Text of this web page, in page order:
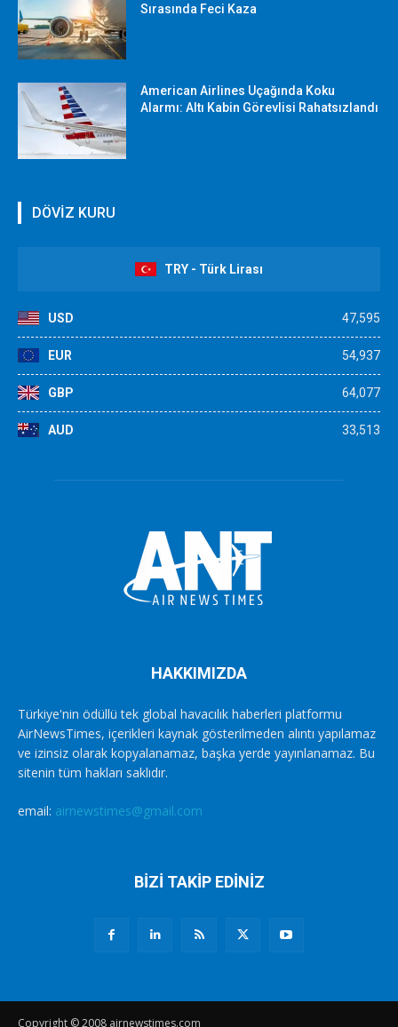
Sırasında Feci Kaza
American Airlines Uçağında Koku
Alarmı: Altı Kabin Görevlisi Rahatsızlandı
DÖVİZ KURU
TRY - Türk Lirası
USD 47,595
EUR 54,937
GBP 64,077
AUD 33,513
HAKKIMIZDA
Türkiye'nin ödüllü tek global havacılık haberleri platformu
AirNewsTimes, içerikleri kaynak gösterilmeden alıntı yapılamaz
ve izinsiz olarak kopyalanamaz, başka yerde yayınlanamaz. Bu
sitenin tüm hakları saklıdır.
email: airnewstimes@gmail.com
BİZİ TAKİP EDİNİZ
Copyright © 2008 airnewstimes.com